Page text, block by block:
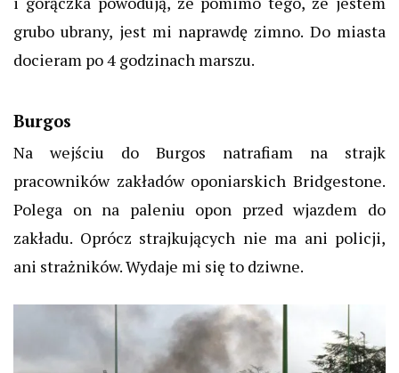
grubo ubrany, jest mi naprawdę zimno. Do miasta
docieram po 4 godzinach marszu.
Burgos
Na wejściu do Burgos natrafiam na strajk
pracowników zakładów oponiarskich Bridgestone.
Polega on na paleniu opon przed wjazdem do
zakładu. Oprócz strajkujących nie ma ani policji,
ani strażników. Wydaje mi się to dziwne.